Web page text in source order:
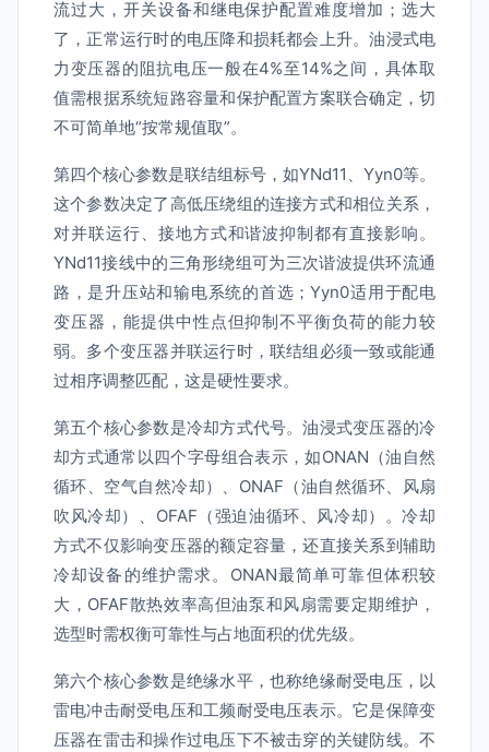
流过大，开关设备和继电保护配置难度增加；选大
了，正常运行时的电压降和损耗都会上升。油浸式电
力变压器的阻抗电压一般在4%至14%之间，具体取
值需根据系统短路容量和保护配置方案联合确定，切
不可简单地“按常规值取”。
第四个核心参数是联结组标号，如YNd11、Yyn0等。
这个参数决定了高低压绕组的连接方式和相位关系，
对并联运行、接地方式和谐波抑制都有直接影响。
YNd11接线中的三角形绕组可为三次谐波提供环流通
路，是升压站和输电系统的首选；Yyn0适用于配电
变压器，能提供中性点但抑制不平衡负荷的能力较
弱。多个变压器并联运行时，联结组必须一致或能通
过相序调整匹配，这是硬性要求。
第五个核心参数是冷却方式代号。油浸式变压器的冷
却方式通常以四个字母组合表示，如ONAN（油自然
循环、空气自然冷却）、ONAF（油自然循环、风扇
吹风冷却）、OFAF（强迫油循环、风冷却）。冷却
方式不仅影响变压器的额定容量，还直接关系到辅助
冷却设备的维护需求。ONAN最简单可靠但体积较
大，OFAF散热效率高但油泵和风扇需要定期维护，
选型时需权衡可靠性与占地面积的优先级。
第六个核心参数是绝缘水平，也称绝缘耐受电压，以
雷电冲击耐受电压和工频耐受电压表示。它是保障变
压器在雷击和操作过电压下不被击穿的关键防线。不